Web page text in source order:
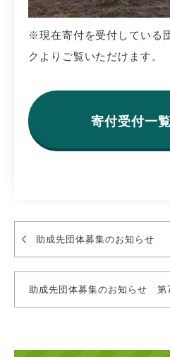
※現在寄付を受付している
クよりご覧いただけます。
寄付受付一
助成先団体募集のお知らせ
助成先団体募集のお知らせ 第